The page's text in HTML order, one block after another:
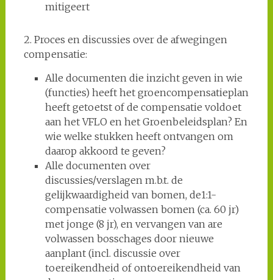
mitigeert
2. Proces en discussies over de afwegingen
compensatie:
Alle documenten die inzicht geven in wie
(functies) heeft het groencompensatieplan
heeft getoetst of de compensatie voldoet
aan het VFLO en het Groenbeleidsplan? En
wie welke stukken heeft ontvangen om
daarop akkoord te geven?
Alle documenten over
discussies/verslagen m.b.t. de
gelijkwaardigheid van bomen, de1:1-
compensatie volwassen bomen (ca. 60 jr)
met jonge (8 jr), en vervangen van are
volwassen bosschages door nieuwe
aanplant (incl. discussie over
toereikendheid of ontoereikendheid van